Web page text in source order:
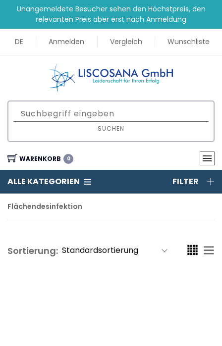
Unangemeldete Besucher sehen den Höchstpreis, den
relevanten Preis aber erst nach Anmeldung
DE Anmelden Vergleich Wunschliste
SUCHEN
WARENKORB 0
ALLE KATEGORIEN FILTER
Flächendesinfektion
Sortierung: